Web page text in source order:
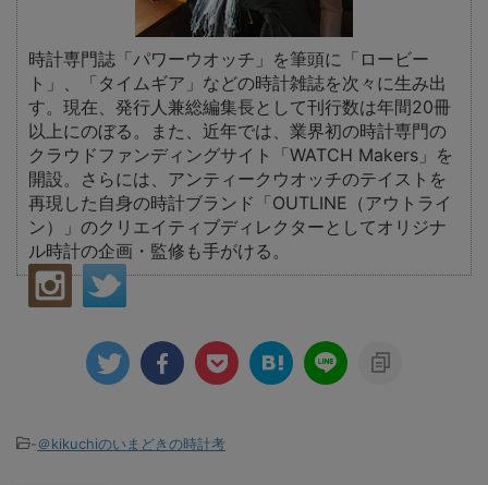
時計専門誌「パワーウオッチ」を筆頭に「ロービー
ト」、「タイムギア」などの時計雑誌を次々に生み出
す。現在、発行人兼総編集長として刊行数は年間20冊
以上にのぼる。また、近年では、業界初の時計専門の
クラウドファンディングサイト「WATCH Makers」を
開設。さらには、アンティークウオッチのテイストを
再現した自身の時計ブランド「OUTLINE（アウトライ
ン）」のクリエイティブディレクターとしてオリジナ
ル時計の企画・監修も手がける。
-＠kikuchiのいまどきの時計考